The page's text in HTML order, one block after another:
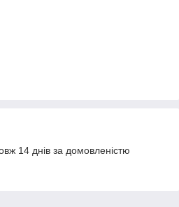
14 днів за домовленістю